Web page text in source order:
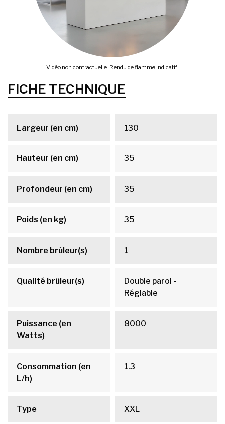
Vidéo non contractuelle. Rendu de flamme indicatif.
FICHE TECHNIQUE
Largeur (en cm) 130
Hauteur (en cm) 35
Profondeur (en cm) 35
Poids (en kg) 35
Nombre brûleur(s) 1
Qualité brûleur(s)
Double paroi -
Réglable
Puissance (en
Watts)
8000
Consommation (en
L/h)
1.3
Type XXL